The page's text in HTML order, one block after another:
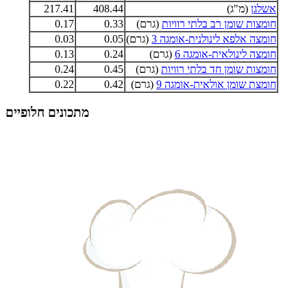
אשלגן (מ"ג) 408.44
217.41
חומצות שומן רב בלתי רוויות (גרם) 0.33
0.17
חומצה אלפא לינולנית-אומגה 3
(גרם) 0.05
0.03
חומצה לינולאית-אומגה 6
(גרם) 0.24
0.13
חומצות שומן חד בלתי רוויות (גרם) 0.45
0.24
חומצת שומן אולאית-אומגה 9
(גרם) 0.42
0.22
מתכונים חלופיים